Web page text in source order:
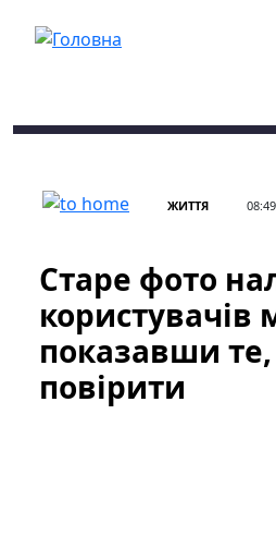
ЖИТТЯ
Старе фото
користувачів
показавши
повірити